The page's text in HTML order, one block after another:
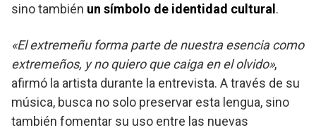
sino también un símbolo de identidad cultural .
«El extremeñu forma parte de nuestra esencia como
extremeños, y no quiero que caiga en el olvido»,
afirmó la artista durante la entrevista. A través de su
música, busca no solo preservar esta lengua, sino
también fomentar su uso entre las nuevas